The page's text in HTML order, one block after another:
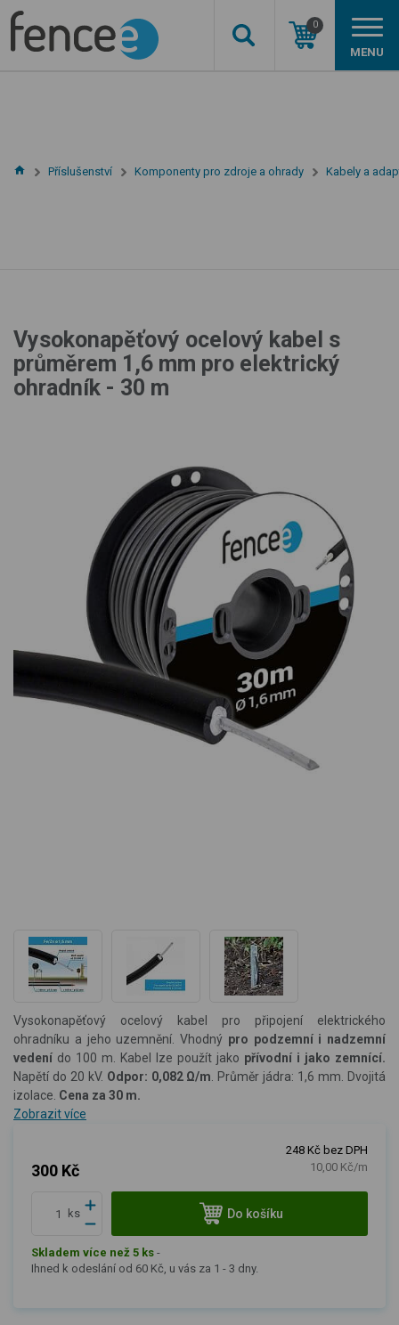
0
MENU
Příslušenství Komponenty pro zdroje a ohrady Kabely a
Vysokonapěťový ocelový kabel s
průměrem 1,6 mm pro elektrický
ohradník - 30 m
Vysokonapěťový ocelový kabel pro připojení elektrického
ohradníku a jeho uzemnění. Vhodný pro podzemní i nadzemní
vedení do 100 m. Kabel lze použít jako přívodní i jako zemnící.
Napětí do 20 kV. Odpor: 0,082 Ω/m . Průměr jádra: 1,6 mm. Dvojitá
izolace. Cena za 30 m.
Zobrazit více
300 Kč
248 Kč bez DPH
10,00 Kč/m
ks Do košíku
Skladem více než 5 ks -
Ihned k odeslání od 60 Kč, u vás za 1 - 3 dny.